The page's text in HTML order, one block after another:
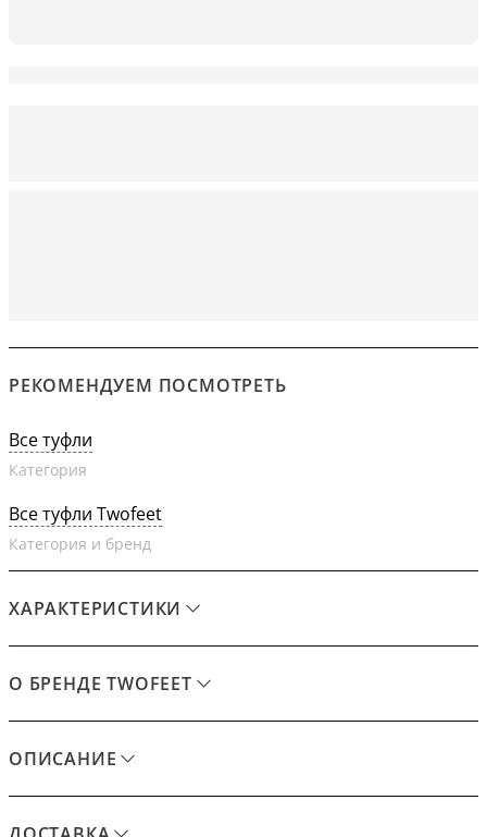
РЕКОМЕНДУЕМ ПОСМОТРЕТЬ
Все туфли
Категория
Все туфли Twofeet
Категория и бренд
ХАРАКТЕРИСТИКИ
О БРЕНДЕ TWOFEET
ОПИСАНИЕ